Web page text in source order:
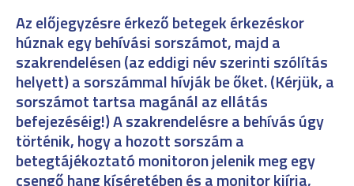
Az előjegyzésre érkező betegek érkezéskor
húznak egy behívási sorszámot, majd a
szakrendelésen (az eddigi név szerinti szólítás
helyett) a sorszámmal hívják be őket. (Kérjük, a
sorszámot tartsa magánál az ellátás
befejezéséig!) A szakrendelésre a behívás úgy
történik, hogy a hozott sorszám a
betegtájékoztató monitoron jelenik meg egy
csengő hang kíséretében és a monitor kiírja,